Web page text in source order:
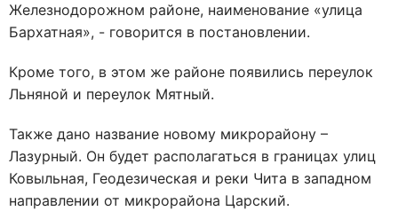
Железнодорожном районе, наименование «улица
Бархатная», - говорится в постановлении.
Кроме того, в этом же районе появились переулок
Льняной и переулок Мятный.
Также дано название новому микрорайону –
Лазурный. Он будет располагаться в границах улиц
Ковыльная, Геодезическая и реки Чита в западном
направлении от микрорайона Царский.